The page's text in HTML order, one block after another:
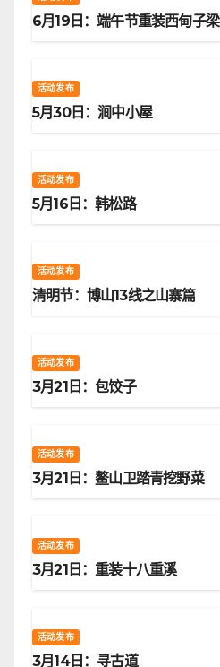
6月19日：端午节重装西甸子梁
活动发布
5月30日：涧中小屋
活动发布
5月16日：韩松路
活动发布
清明节：博山13线之山寨篇
活动发布
3月21日：包饺子
活动发布
3月21日：鳌山卫踏青挖野菜
活动发布
3月21日：重装十八重溪
活动发布
3月14日：寻古道